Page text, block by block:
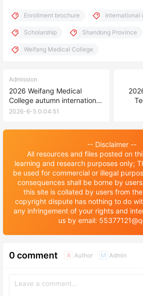
Enrollment brochure International
Scholarship Shandong Province
Weifang Medical College
Admission
2026 Weifang Medical
College autumn international
students postgraduate
潍坊医学院秋季国际学生硕士
2026-6-5 0:04:51
-- Disclaimer --
All resources and files posted on
learning and research purposes only;
be used for commercial or illegal
consequences shall be borne by
this site is collated by users from
copyright dispute has nothing to do
any infringement of your rights and
us by email:
0 comment A Author M Admin